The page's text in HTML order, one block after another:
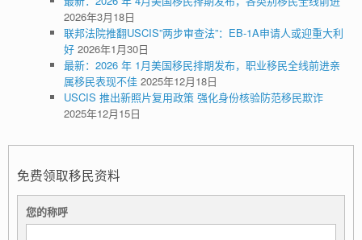
2026年3月18日
联邦法院推翻USCIS”两步审查法”：EB-1A申请人或迎重大利
好 2026年1月30日
最新：2026 年 1月美国移民排期发布，职业移民全线前进亲
属移民表现不佳 2025年12月18日
USCIS 推出新照片复用政策 强化身份核验防范移民欺诈
2025年12月15日
免费领取移民资料
您的称呼